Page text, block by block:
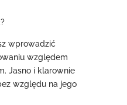
wprowadzić
względem
Jasno i klarownie
względu na jego